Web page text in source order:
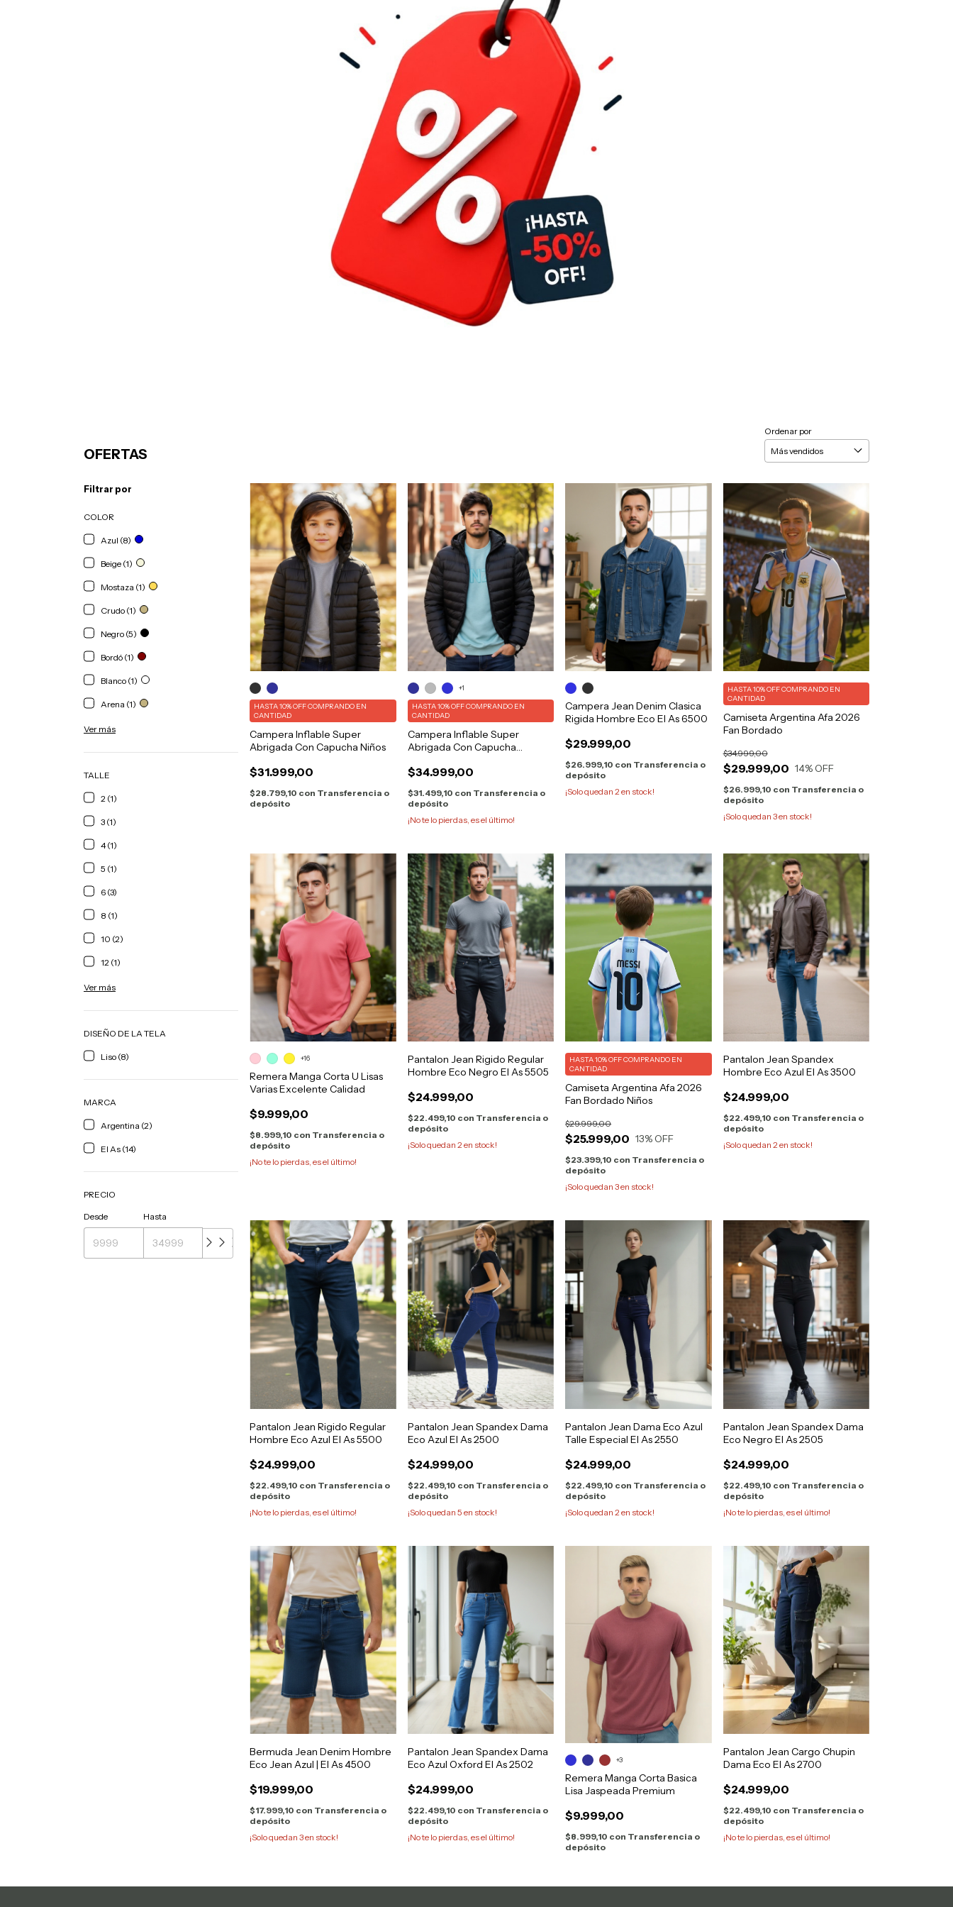
OFERTAS
Ordenar por
Filtrar por
COLOR
Azul (8)
Beige (1)
Mostaza (1)
Crudo (1)
Negro (5)
Bordó (1)
Blanco (1)
Arena (1)
Ver más
TALLE
2 (1)
3 (1)
4 (1)
5 (1)
6 (3)
8 (1)
10 (2)
12 (1)
Ver más
DISEÑO DE LA TELA
Liso (8)
MARCA
Argentina (2)
El As (14)
PRECIO
Desde Hasta
Campera Inflable Super
Abrigada Con Capucha Niños
$31.999,00
HASTA 10% OFFCOMPRANDO EN
CANTIDAD
$28.799,10 con Transferencia o
depósito
Campera Inflable Super
Abrigada Con Capucha
$34.999,00
HASTA 10% OFFCOMPRANDO EN
CANTIDAD
$31.499,10 con Transferencia o
depósito
¡No te lo pierdas, es el último!
+1
Campera Jean Denim Clasica
Rigida Hombre Eco El As 6500
$29.999,00
$26.999,10 con Transferencia o
depósito
¡Solo quedan2en stock!
Camiseta Argentina Afa 2026
Fan Bordado
$29.999,00
$34.999,00
14% OFF
HASTA 10% OFFCOMPRANDO EN
CANTIDAD
$26.999,10 con Transferencia o
depósito
¡Solo quedan 3en stock!
Remera Manga Corta U Lisas
Varias Excelente Calidad
$9.999,00
$8.999,10 con Transferencia o
depósito
¡No te lo pierdas, es el último!
+16
Pantalon Jean Rigido Regular
Hombre Eco Negro El As 5505
$24.999,00
$22.499,10 con Transferencia o
depósito
¡Solo quedan 2en stock!
Camiseta Argentina Afa 2026
Fan Bordado Niños
$25.999,00
$29.999,00
13% OFF
HASTA 10% OFFCOMPRANDO EN
CANTIDAD
$23.399,10 con Transferencia o
depósito
¡Solo quedan3en stock!
Pantalon Jean Spandex
Hombre Eco Azul El As 3500
$24.999,00
$22.499,10 con Transferencia o
depósito
¡Solo quedan 2en stock!
Pantalon Jean Rigido Regular
Hombre Eco Azul El As 5500
$24.999,00
$22.499,10 con Transferencia o
depósito
¡No te lo pierdas, es el último!
Pantalon Jean Spandex Dama
Eco Azul El As 2500
$24.999,00
$22.499,10 con Transferencia o
depósito
¡Solo quedan 5 en stock!
Pantalon Jean Dama Eco Azul
Talle Especial El As 2550
$24.999,00
$22.499,10 con Transferencia o
depósito
¡Solo quedan2 en stock!
Pantalon Jean Spandex Dama
Eco Negro El As 2505
$24.999,00
$22.499,10 con Transferencia o
depósito
¡No te lo pierdas, es el último!
Bermuda Jean Denim Hombre
Eco Jean Azul | El As 4500
$19.999,00
$17.999,10 con Transferencia o
depósito
¡Solo quedan3en stock!
Pantalon Jean Spandex Dama
Eco Azul Oxford El As 2502
$24.999,00
$22.499,10 con Transferencia o
depósito
¡No te lo pierdas, es el último!
Remera Manga Corta Basica
Lisa Jaspeada Premium
$9.999,00
$8.999,10 con Transferencia o
depósito
+3
Pantalon Jean Cargo Chupin
Dama Eco El As 2700
$24.999,00
$22.499,10 con Transferencia o
depósito
¡No te lo pierdas, es el último!